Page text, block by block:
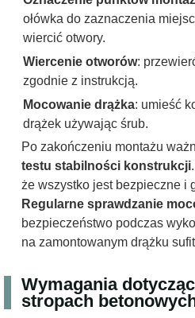
ołówka do zaznaczenia
wiercić otwory.
Wiercenie otworów:
zgodnie z instrukcją.
Mocowanie drążka: umieść
drążek używając śrub.
Po zakończeniu montażu
testu stabilności konstrukcji
że wszystko jest bezpieczne i
Regularne sprawdzanie
bezpieczeństwo podczas
na zamontowanym drążku
Wymagania
stropach